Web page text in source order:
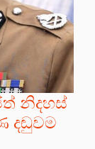
නිදහස්
දඬුවම